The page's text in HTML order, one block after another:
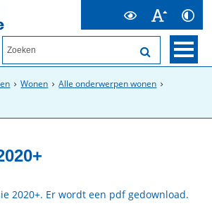
Wonen
Alle onderwerpen wonen
2020+. Er wordt een pdf gedownload.